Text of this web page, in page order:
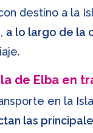
destino a la
a lo largo de la
de Elba en
en la
las